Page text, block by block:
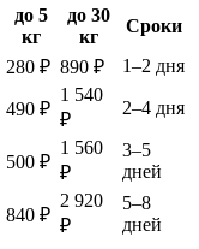
до 5
кг
до 30
кг
Сроки
280 ₽ 890 ₽ 1–2 дня
490 ₽
1 540
₽
2–4 дня
500 ₽
1 560
₽
3–5
дней
840 ₽
2 920
₽
5–8
дней